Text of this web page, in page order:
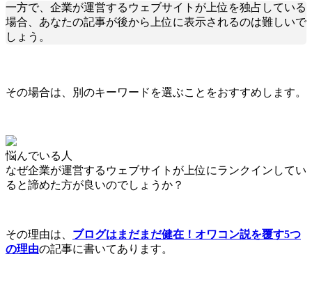
一方で、企業が運営するウェブサイトが上位を独占している
場合、あなたの記事が後から上位に表示されるのは難しいで
しょう。
その場合は、別のキーワードを選ぶことをおすすめします。
悩んでいる人
なぜ企業が運営するウェブサイトが上位にランクインしてい
ると諦めた方が良いのでしょうか？
その理由は、 ブログはまだまだ健在！オワコン説を覆す5つ
の理由の記事に書いてあります。